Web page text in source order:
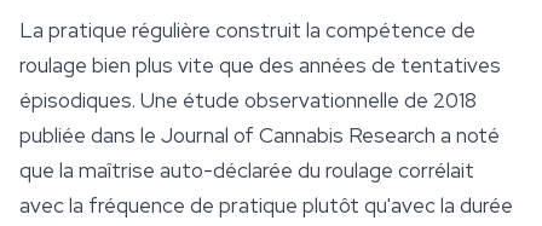
La pratique régulière construit la compétence de
roulage bien plus vite que des années de tentatives
épisodiques. Une étude observationnelle de 2018
publiée dans le Journal of Cannabis Research a noté
que la maîtrise auto-déclarée du roulage corrélait
avec la fréquence de pratique plutôt qu'avec la durée